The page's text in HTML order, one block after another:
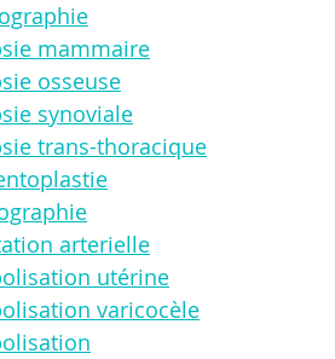
mammaire
osseuse
synoviale
trans-thoracique
arterielle
utérine
varicocèle